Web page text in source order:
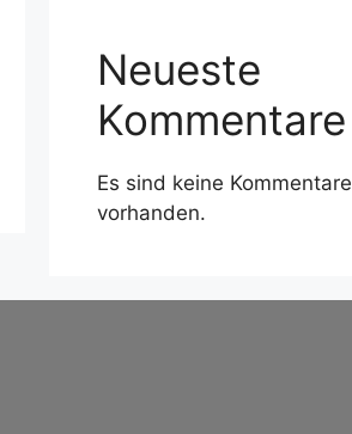
Neueste
Kommentare
Es sind keine Kommentare
vorhanden.